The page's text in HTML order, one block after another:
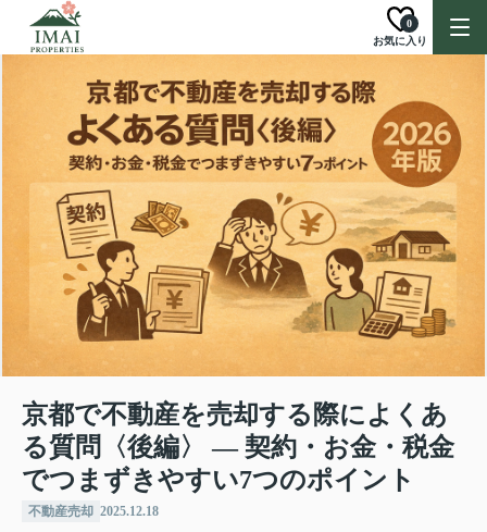
お気に入り
0
京都で不動産を売却する際によくあ
る質問〈後編〉 ― 契約・お金・税金
でつまずきやすい7つのポイント
不動産売却 2025.12.18